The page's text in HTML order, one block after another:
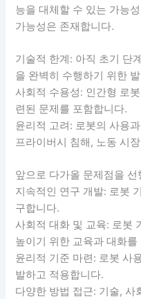
능을 대체할 수 있는 가능
가능성은 존재합니다.
기술적 한계: 아직 초기 단
을 완벽히 수행하기 위한
사회적 수용성: 인간형 로
련된 문제를 포함합니다.
윤리적 고려: 로봇의 사용
프라이버시 침해, 노동 시
앞으로 다가올 문제점을
지속적인 연구 개발: 로봇
구합니다.
사회적 대화 및 교육: 로봇
높이기 위한 교육과 대화를
윤리적 기준 마련: 로봇 사
발하고 적용합니다.
다양한 방법 접근: 기술, 사